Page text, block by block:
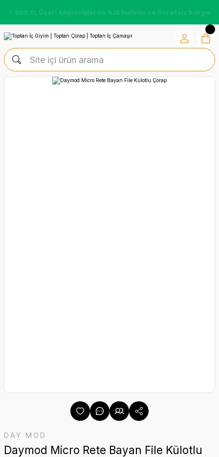
7.500 TL Üzeri Alışverişlerde %10 İndirim ve Ücretsiz Kargo
DAY MOD
Daymod Micro Rete Bayan File Külotlu